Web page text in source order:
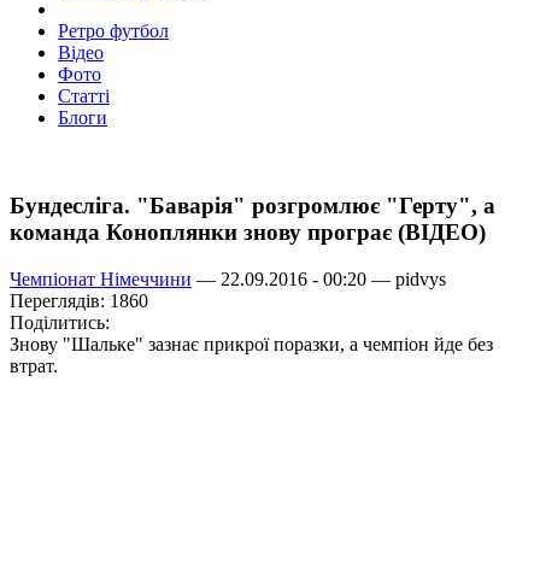
Ретро футбол
Відео
Фото
Статті
Блоги
Бундесліга. "Баварія" розгромлює "Герту", а
команда Коноплянки знову програє (ВІДЕО)
Чемпіонат Німеччини — 22.09.2016 - 00:20 — pidvys
Переглядів: 1860
Поділитись:
Знову "Шальке" зазнає прикрої поразки, а чемпіон йде без
втрат.